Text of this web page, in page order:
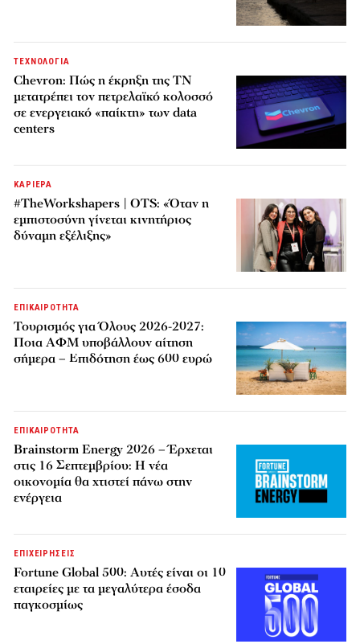
ΤΕΧΝΟΛΟΓΙΑ
Chevron: Πώς η έκρηξη της ΤΝ
μετατρέπει τον πετρελαϊκό κολοσσό
σε ενεργειακό «παίκτη» των data
centers
ΚΑΡΙΕΡΑ
#TheWorkshapers | OTS: «Όταν η
εμπιστοσύνη γίνεται κινητήριος
δύναμη εξέλιξης»
ΕΠΙΚΑΙΡΟΤΗΤΑ
Τουρισμός για Όλους 2026-2027:
Ποια ΑΦΜ υποβάλλουν αίτηση
σήμερα – Επιδότηση έως 600 ευρώ
ΕΠΙΚΑΙΡΟΤΗΤΑ
Brainstorm Energy 2026 – Έρχεται
στις 16 Σεπτεμβρίου: Η νέα
οικονομία θα χτιστεί πάνω στην
ενέργεια
ΕΠΙΧΕΙΡΗΣΕΙΣ
Fortune Global 500: Αυτές είναι οι 10
εταιρείες με τα μεγαλύτερα έσοδα
παγκοσμίως